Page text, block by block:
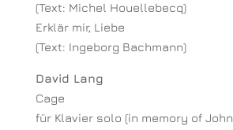
(Text: Michel Houellebecq)
Erklär mir, Liebe
(Text: Ingeborg Bachmann)
David Lang
Cage
für Klavier solo (in memory of John